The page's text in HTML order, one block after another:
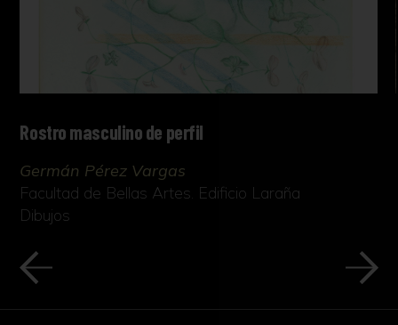
Rostro masculino de perfil
Germán Pérez Vargas
Facultad de Bellas Artes. Edificio Laraña
Dibujos